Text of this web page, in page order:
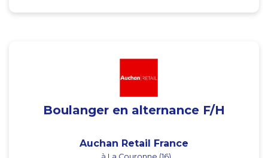
Boulanger en alternance F/H
Auchan Retail France